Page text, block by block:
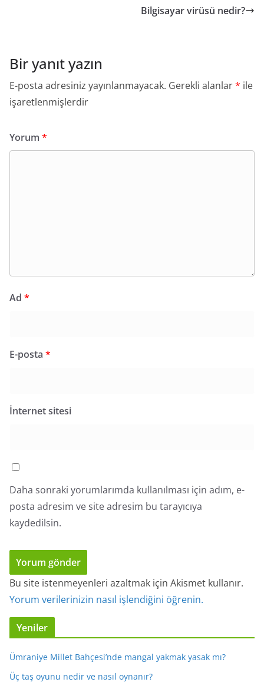
Bilgisayar virüsü nedir?
Bir yanıt yazın
E-posta adresiniz yayınlanmayacak. Gerekli alanlar* ile
işaretlenmişlerdir
Yorum *
Ad *
E-posta *
İnternet sitesi
Daha sonraki yorumlarımda kullanılması için adım, e-
posta adresim ve site adresim bu tarayıcıya
kaydedilsin.
Bu site istenmeyenleri azaltmak için Akismet kullanır.
Yorum verilerinizin nasıl işlendiğini öğrenin.
Yeniler
Ümraniye Millet Bahçesi’nde mangal yakmak yasak mı?
Üç taş oyunu nedir ve nasıl oynanır?